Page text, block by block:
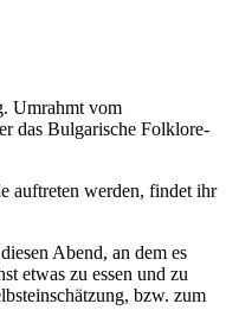
Umrahmt vom
das Bulgarische Folklore-
auftreten werden, findet ihr
Abend, an dem es
etwas zu essen und zu
bzw. zum